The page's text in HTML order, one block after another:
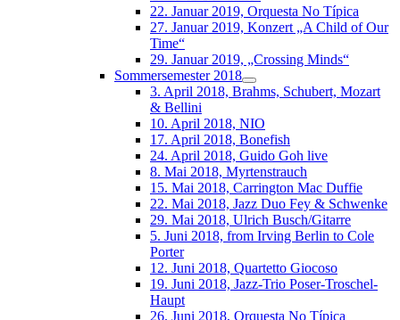
22. Januar 2019, Orquesta No Típica
27. Januar 2019, Konzert „A Child of Our
Time“
29. Januar 2019, „Crossing Minds“
Sommersemester 2018
3. April 2018, Brahms, Schubert, Mozart
& Bellini
10. April 2018, NIO
17. April 2018, Bonefish
24. April 2018, Guido Goh live
8. Mai 2018, Myrtenstrauch
15. Mai 2018, Carrington Mac Duffie
22. Mai 2018, Jazz Duo Fey & Schwenke
29. Mai 2018, Ulrich Busch/Gitarre
5. Juni 2018, from Irving Berlin to Cole
Porter
12. Juni 2018, Quartetto Giocoso
19. Juni 2018, Jazz-Trio Poser-Troschel-
Haupt
26. Juni 2018, Orquesta No Típica